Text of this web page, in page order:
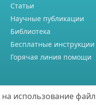
Статьи
Научные публикации
Библиотека
Бесплатные инструкции
Горячая линия помощи
использование